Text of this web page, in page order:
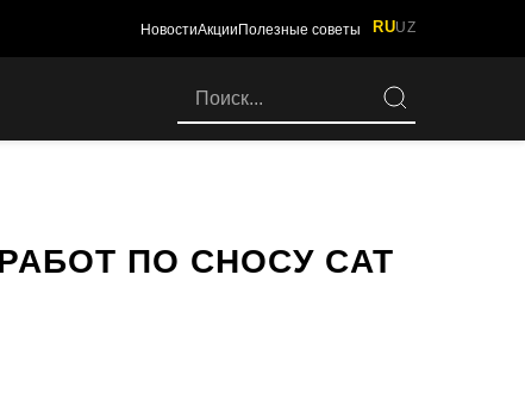
НовостиАкции Полезные советы RUUZ
ПО СНОСУ CAT